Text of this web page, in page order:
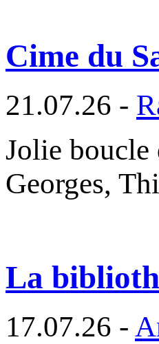
Cime du
21.07.26 -
Jolie boucle
Georges,
La
17.07.26 -